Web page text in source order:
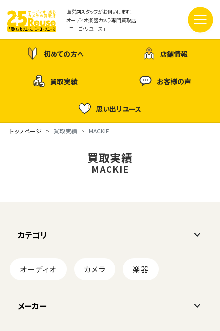
直営店スタッフがお伺いします！
オーディオ楽器カメラ専門買取店
「ニーゴ・リユース」
初めての方へ 店舗情報
買取実績 お客様の声
思い出リユース
トップページ 買取実績 MACKIE
買取実績
MACKIE
カテゴリ
オーディオ カメラ 楽器
メーカー